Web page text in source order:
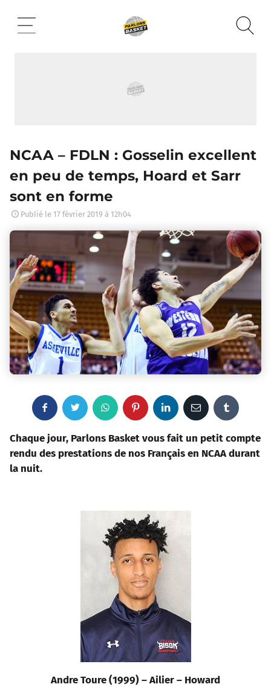
contenu
NCAA – FDLN : Gosselin excellent
en peu de temps, Hoard et Sarr
sont en forme
Publié le 17 février 2019 à 12h04
c
w
i
t
W
h
a
s
a
p
p
P
n
e
r
e
s
t
n
e
E
a m
Chaque jour, Parlons Basket vous fait un petit compte
rendu des prestations de nos Français en NCAA durant
la nuit.
Andre Toure (1999) – Ailier – Howard